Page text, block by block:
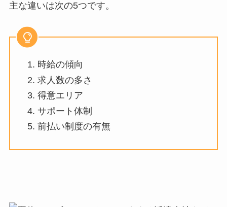
主な違いは次の5つです。
時給の傾向
求人数の多さ
得意エリア
サポート体制
前払い制度の有無